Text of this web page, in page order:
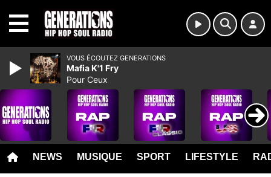
NEWS MUSIQUE SPORT LIFESTYLE
VOUS ÉCOUTEZ GENERATIONS
Mafia K'1 Fry
Pour Ceux